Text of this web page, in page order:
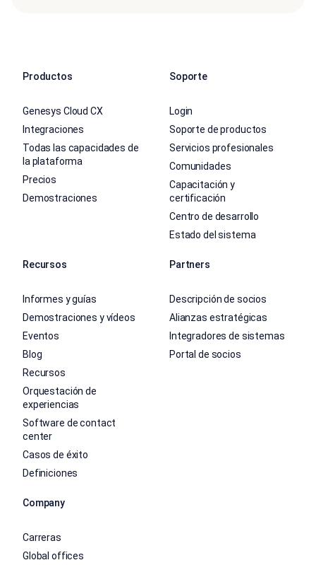
Productos
Genesys Cloud CX
Integraciones
Todas las capacidades de
la plataforma
Precios
Demostraciones
Soporte
Login
Soporte de productos
Servicios profesionales
Comunidades
Capacitación y
certificación
Centro de desarrollo
Estado del sistema
Recursos
Informes y guías
Demostraciones y vídeos
Eventos
Blog
Recursos
Orquestación de
experiencias
Software de contact
center
Casos de éxito
Definiciones
Partners
Descripción de socios
Alianzas estratégicas
Integradores de sistemas
Portal de socios
Company
Carreras
Global offices